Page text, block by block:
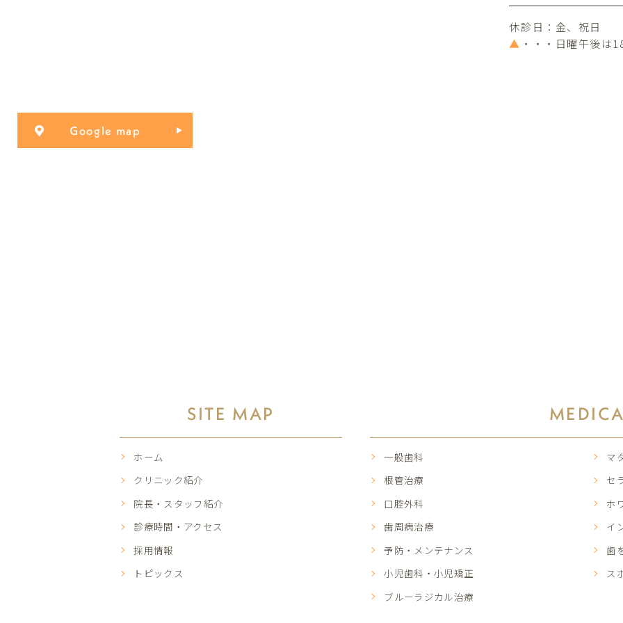
休診日：金、祝日
▲ ・・・日曜午後は
Google map
SITE MAP
ホーム
クリニック紹介
院長・スタッフ紹介
診療時間・アクセス
採用情報
トピックス
一般歯科
根管治療
口腔外科
歯周病治療
予防・メンテナンス
小児歯科・小児矯正
ブルーラジカル治療
マ
セ
ホ
イ
歯
ス